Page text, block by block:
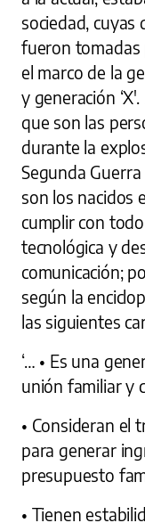
sociedad, cuyas
fueron tomadas
el marco de la
y generación
que son las
durante la
Segunda
son los nacidos
cumplir con
tecnológica y
comunicación;
según la
las siguientes
‘… • Es una
unión familiar y
• Consideran el
para generar
presupuesto
• Tienen